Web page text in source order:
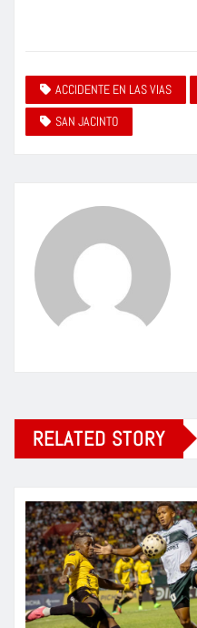
ACCIDENTE EN LAS VIAS
SAN JACINTO
RELATED STORY